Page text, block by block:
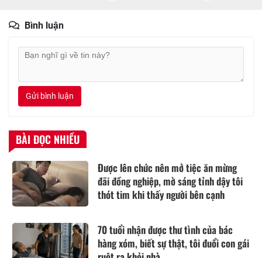
Bình luận
Gửi bình luận
BÀI ĐỌC NHIỀU
Được lên chức nên mở tiệc ăn mừng
đãi đồng nghiệp, mờ sáng tỉnh dậy tôi
thót tim khi thấy người bên cạnh
70 tuổi nhận được thư tình của bác
hàng xóm, biết sự thật, tôi đuổi con gái